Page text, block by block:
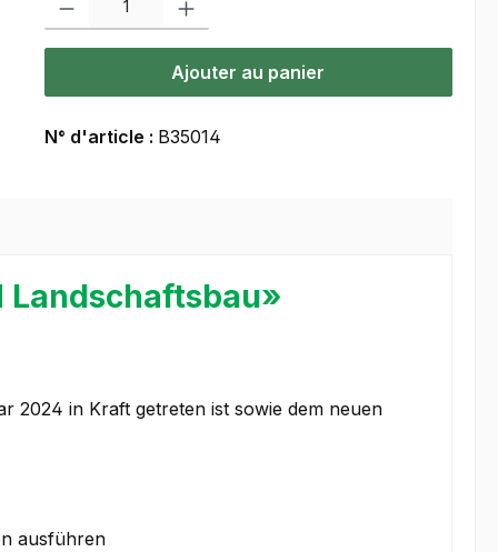
Ajouter au panier
N° d'article : B35014
Landschaftsbau»
2024 in Kraft getreten ist sowie dem neuen
ausführen